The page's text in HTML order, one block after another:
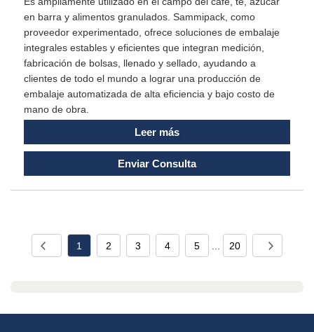
en barra y alimentos granulados. Sammipack, como
proveedor experimentado, ofrece soluciones de embalaje
integrales estables y eficientes que integran medición,
fabricación de bolsas, llenado y sellado, ayudando a
clientes de todo el mundo a lograr una producción de
embalaje automatizada de alta eficiencia y bajo costo de
mano de obra.
Leer más
Enviar Consulta
1 2 3 4 5 20